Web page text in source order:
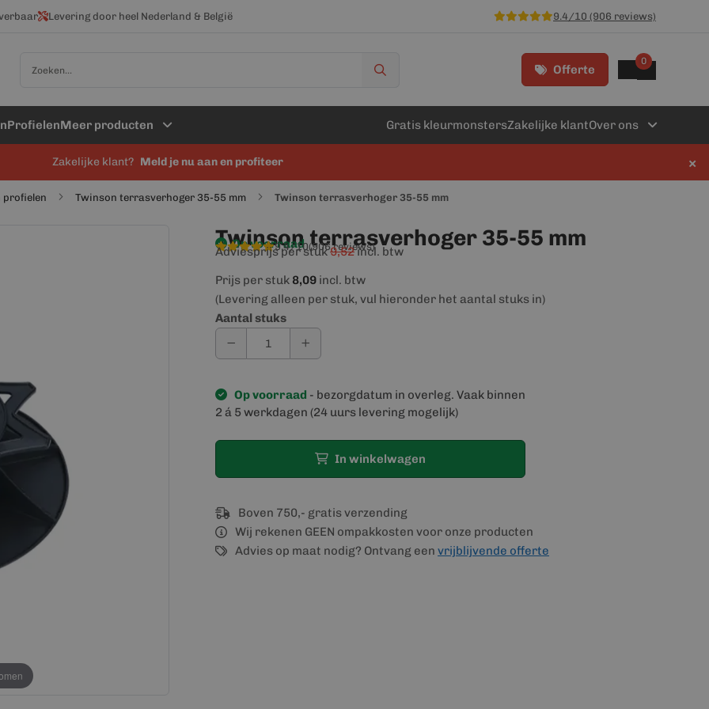
Levering door heel Nederland & België 9.4/10 (906 reviews)
Offerte
0
ProfielenMeer producten Gratis kleurmonstersZakelijke klantOver ons
Zakelijke klant? Meld je nu aan en profiteer ×
profielen Twinson terrasverhoger 35-55 mm Twinson terrasverhoger 35-55 mm
Twinson terrasverhoger 35-55 mm
Op voorraad
9,4/10(906 reviews)
Adviesprijs per stuk9,52incl. btw
Prijs per stuk 8,09 incl. btw
(Levering alleen per stuk, vul hieronder het aantal stuks in)
Aantal stuks
Op voorraad - bezorgdatum in overleg. Vaak binnen
2 á 5 werkdagen (24 uurs levering mogelijk)
In winkelwagen
Boven 750,- gratis verzending
Wij rekenen GEEN ompakkosten voor onze producten
Advies op maat nodig? Ontvang een vrijblijvende offerte